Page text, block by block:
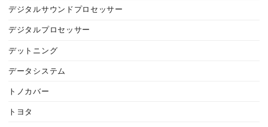
デジタルサウンドプロセッサー
デジタルプロセッサー
デットニング
データシステム
トノカバー
トヨタ